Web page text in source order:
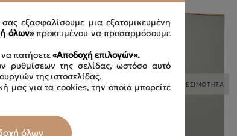
ΠΕΡΙΟΡΙΣΜΕΝΗ ΔΙΑΘΕΣΙΜΟΤΗΤΑ
εξασφαλίσουμε μια εξατομικευμένη
όλων»προκειμένου να προσαρμόσουμε
να πατήσετε«Αποδοχή επιλογών».
ρυθμίσεων της σελίδας, ωστόσο αυτό
της ιστοσελίδας.
μας για τα cookies, την οποία μπορείτε
όλων